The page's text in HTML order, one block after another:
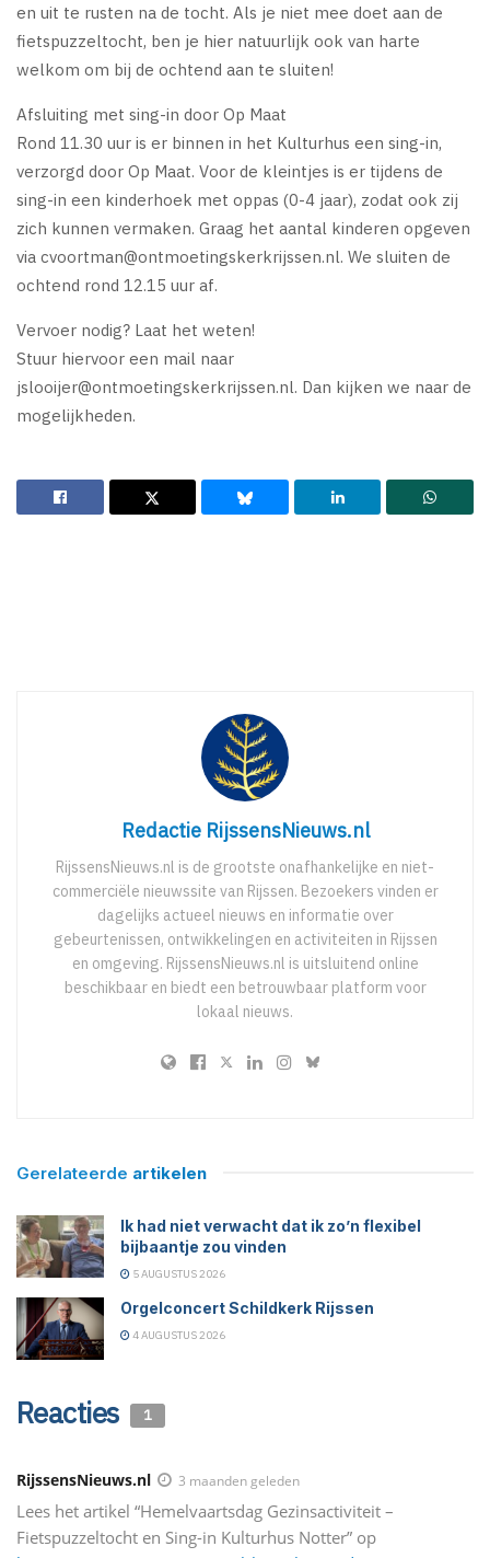
en uit te rusten na de tocht. Als je niet mee doet aan de
fietspuzzeltocht, ben je hier natuurlijk ook van harte
welkom om bij de ochtend aan te sluiten!
Afsluiting met sing-in door Op Maat
Rond 11.30 uur is er binnen in het Kulturhus een sing-in,
verzorgd door Op Maat. Voor de kleintjes is er tijdens de
sing-in een kinderhoek met oppas (0-4 jaar), zodat ook zij
zich kunnen vermaken. Graag het aantal kinderen opgeven
via cvoortman@ontmoetingskerkrijssen.nl. We sluiten de
ochtend rond 12.15 uur af.
Vervoer nodig? Laat het weten!
Stuur hiervoor een mail naar
jslooijer@ontmoetingskerkrijssen.nl. Dan kijken we naar de
mogelijkheden.
Redactie RijssensNieuws.nl
RijssensNieuws.nl is de grootste onafhankelijke en niet-
commerciële nieuwssite van Rijssen. Bezoekers vinden er
dagelijks actueel nieuws en informatie over
gebeurtenissen, ontwikkelingen en activiteiten in Rijssen
en omgeving. RijssensNieuws.nl is uitsluitend online
beschikbaar en biedt een betrouwbaar platform voor
lokaal nieuws.
Gerelateerde artikelen
Ik had niet verwacht dat ik zo’n flexibel
bijbaantje zou vinden
5 AUGUSTUS 2026
Orgelconcert Schildkerk Rijssen
4 AUGUSTUS 2026
Reacties 1
RijssensNieuws.nl 3 maanden geleden
Lees het artikel “Hemelvaartsdag Gezinsactiviteit –
Fietspuzzeltocht en Sing-in Kulturhus Notter” op